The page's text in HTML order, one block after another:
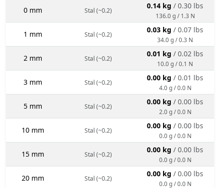
0 mm Stal (~0.2)
0.14 kg / 0.30 lbs
136.0 g / 1.3 N
1 mm Stal (~0.2)
0.03 kg / 0.07 lbs
34.0 g / 0.3 N
2 mm Stal (~0.2)
0.01 kg / 0.02 lbs
10.0 g / 0.1 N
3 mm Stal (~0.2)
0.00 kg / 0.01 lbs
4.0 g / 0.0 N
5 mm Stal (~0.2)
0.00 kg / 0.00 lbs
2.0 g / 0.0 N
10 mm Stal (~0.2)
0.00 kg / 0.00 lbs
0.0 g / 0.0 N
15 mm Stal (~0.2)
0.00 kg / 0.00 lbs
0.0 g / 0.0 N
20 mm Stal (~0.2)
0.00 kg / 0.00 lbs
0.0 g / 0.0 N